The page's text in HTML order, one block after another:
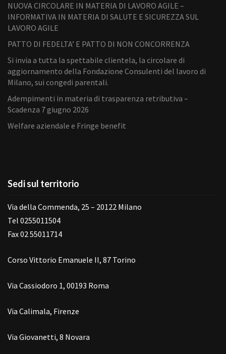
NUOVA CIRCOLARE IN MATERIA DI LAVORO AGILE –
INFORMATIVA IN MATERIA DI SALUTE E SICUREZZA SUL
LAVORO AGILE
PATTO DI FEDELTA’ E PATTO DI NON CONCORRENZA
Si invia a tutta la spettabile clientela, la circolare di
aggiornamento della Fondazione Consulenti del lavoro di
Milano, sui congedi parentali.
Adempimenti in materia di trasparenza retributiva –
Scadenza 7 giugno 2026
Welfare aziendale e Fringe benefit
Sedi sul territorio
Via della Commenda, 25 – 20122 Milano
Tel 0255011504
Fax 02 55011714
Corso Vittorio Emanuele II, 87 Torino
Via Cassiodoro 1, 00193 Roma
Via Calimala, Firenze
Via Giovanetti, 8 Novara